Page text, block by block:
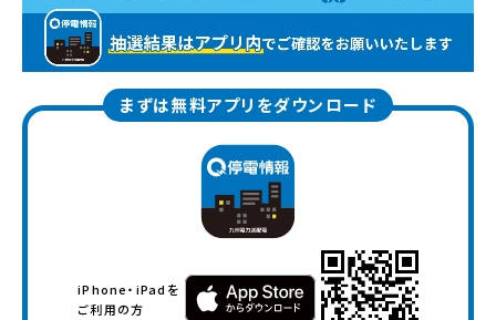
まずは無料アプリをダウンロード
iPhone・iPadを
ご利用の方